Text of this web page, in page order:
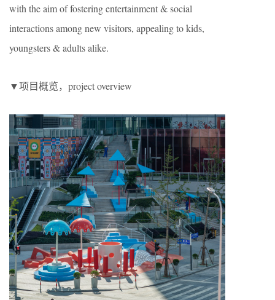
with the aim of fostering entertainment & social
interactions among new visitors, appealing to kids,
youngsters & adults alike.
▼项目概览，project overview